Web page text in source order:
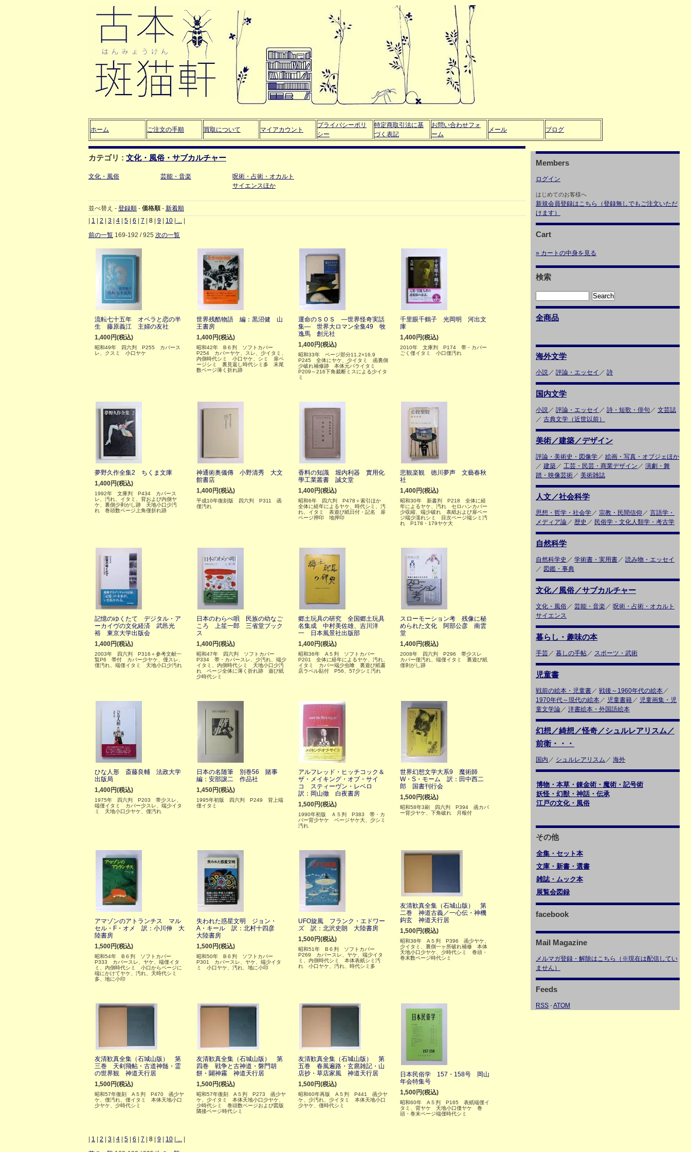
ホーム ご注文の手順 買取について マイアカウント
プライバシーポリ
シー
特定商取引法に基
づく表記
お問い合わせフォ
ーム
メール ブログ
カテゴリ : 文化・風俗・サブカルチャー
文化・風俗 芸能・音楽
呪術・占術・オカルト
サイエンスほか
並べ替え - 登録順 - 価格順 - 新着順
1 2 3 4 5 6 7 8 9 10 ...
前の一覧 169-192 / 925 次の一覧
流転七十五年 オペラと恋の半
生 藤原義江 主婦の友社
1,400円(税込)
昭和49年 四六判 P255 カバース
レ、クスミ 小口ヤケ
世界残酷物語 編：黒沼健 山
王書房
1,400円(税込)
昭和42年 B６判 ソフトカバー
P254 カバーヤケ、スレ、少イタミ、
内側時代シミ 小口ヤケ、シミ 扉ペ
ージシミ 裏見返し時代シミ多 末尾
数ページ薄く折れ跡
運命のＳＯＳ ―世界怪奇実話
集― 世界大ロマン全集49 牧
逸馬 創元社
1,400円(税込)
昭和33年 ページ部分11.2×16.9
P245 全体にヤケ、少イタミ 函裏側
少破れ補修跡 本体元パライタミ
P209～216下角裁断ミスによる少イタ
ミ
千里眼千鶴子 光岡明 河出文
庫
1,400円(税込)
2010年 文庫判 P174 帯・カバー
ごく僅イタミ 小口僅汚れ
夢野久作全集2 ちくま文庫
1,400円(税込)
1992年 文庫判 P434 カバース
レ、汚れ、イタミ、背および内側ヤ
ケ、裏側少剥がし跡 天地小口少汚
れ 巻頭数ページ上角僅折れ跡
神通術奥儀傳 小野清秀 大文
館書店
1,400円(税込)
平成10年復刻版 四六判 P311 函
僅汚れ
香料の知識 堀内利器 實用化
學工業叢書 誠文堂
1,400円(税込)
昭和6年 四六判 P478＋索引ほか
全体に経年によるヤケ、時代シミ、汚
れ、イタミ 表遊び紙日付・記名 扉
ページ押印 地押印
悲観楽観 徳川夢声 文藝春秋
社
1,400円(税込)
昭和30年 新書判 P218 全体に経
年によるヤケ、汚れ セロハンカバー
少収縮、端少破れ 表紙および扉ペー
ジ端少濡れシミ 目次ページ端シミ汚
れ P178・179ヤケ大
記憶のゆくたて デジタル・ア
ーカイヴの文化経済 武邑光
裕 東京大学出版会
1,400円(税込)
2003年 四六判 P316＋参考文献一
覧P6 帯付 カバー少ヤケ、僅スレ、
僅汚れ、端僅イタミ 天地小口少汚れ
日本のわらべ唄 民族の幼なご
ころ 上笙一郎 三省堂ブック
ス
1,400円(税込)
昭和47年 四六判 ソフトカバー
P334 帯・カバースレ、少汚れ、端少
イタミ、内側時代シミ 天地小口少汚
れ ページ全体に薄く折れ跡 遊び紙
少時代シミ
郷土玩具の研究 全国郷土玩具
名集成 中村美佐雄、吉川洋
一 日本風景社出版部
1,400円(税込)
昭和36年 A５判 ソフトカバー
P201 全体に経年によるヤケ、汚れ、
イタミ カバー端少虫喰 裏遊び紙書
店ラベル貼付 P56、57少シミ汚れ
スローモーション考 残像に秘
められた文化 阿部公彦 南雲
堂
1,400円(税込)
2008年 四六判 P296 帯少スレ
カバー僅汚れ、端僅イタミ 裏遊び紙
僅剥がし跡
ひな人形 斎藤良輔 法政大学
出版局
1,400円(税込)
1975年 四六判 P203 帯少スレ、
端僅イタミ カバー少スレ、端少イタ
ミ 天地小口少ヤケ、僅汚れ
日本の名随筆 別巻56 賭事
編：安部譲二 作品社
1,450円(税込)
1995年初版 四六判 P249 背上端
僅イタミ
アルフレッド・ヒッチコック＆
ザ・メイキング・オブ・サイ
コ スティーヴン・レベロ
訳：岡山徹 白夜書房
1,500円(税込)
1990年初版 Ａ５判 P383 帯・カ
バー背少ヤケ ページヤケ大、少シミ
汚れ
世界幻想文学大系9 魔術師
W・S・モーム 訳：田中西二
郎 国書刊行会
1,500円(税込)
昭和58年3刷 四六判 P394 函カバ
ー背少ヤケ、下角破れ 月報付
アマゾンのアトランチス マル
セル・F・オメ 訳：小川伸 大
陸書房
1,500円(税込)
昭和54年 B６判 ソフトカバー
P333 カバースレ、ヤケ、端僅イタ
ミ、内側時代シミ 小口からページに
端にかけてヤケ、汚れ、天時代シミ
多、地に小印
失われた惑星文明 ジョン・
A・キール 訳：北村十四彦
大陸書房
1,500円(税込)
昭和50年 B６判 ソフトカバー
P301 カバースレ、ヤケ、端少イタ
ミ 小口ヤケ、汚れ、地に小印
UFO旋風 フランク・エドワー
ズ 訳：北沢史朗 大陸書房
1,500円(税込)
昭和51年 B６判 ソフトカバー
P269 カバースレ、ヤケ、端少イタ
ミ、内側時代シミ 本体表紙シミ汚
れ 小口ヤケ、汚れ、時代シミ多
友清歓真全集（石城山版） 第
二巻 神道古義／一心伝・神機
鈎玄 神道天行居
1,500円(税込)
昭和38年 A５判 P396 函少ヤケ、
少イタミ、裏側一ヶ所破れ補修 本体
天地小口少ヤケ、少時代シミ 巻頭・
巻末数ページ時代シミ
友清歓真全集（石城山版） 第
三巻 天剣飛帖・古道神髄・霊
の世界観 神道天行居
1,500円(税込)
昭和57年復刻 A５判 P470 函少ヤ
ケ、僅汚れ、僅イタミ 本体天地小口
少ヤケ、少時代シミ
友清歓真全集（石城山版） 第
四巻 戦争と古神道・磐門胡
餅・闢神霧 神道天行居
1,500円(税込)
昭和57年復刻 A５判 P273 函少ヤ
ケ、少イタミ 本体天地小口少ヤケ、
少時代シミ 巻頭数ページおよび図版
隣接ページ時代シミ
友清歓真全集（石城山版） 第
五巻 春風遍路・玄扈雑記・山
店抄・草店家風 神道天行居
1,500円(税込)
昭和60年再版 A５判 P441 函少ヤ
ケ、少汚れ、少イタミ 本体天地小口
少ヤケ、僅時代シミ
日本民俗学 157・158号 岡山
年会特集号
1,500円(税込)
昭和60年 A５判 P165 表紙端僅イ
タミ、背ヤケ 天地小口僅ヤケ 巻
頭・巻末ページ端僅時代シミ
1 2 3 4 5 6 7 8 9 10 ...
Members
ログイン
はじめてのお客様へ
新規会員登録はこちら（登録無しでもご注文いただ
けます）
Cart
» カートの中身を見る
検索
全商品
海外文学
小説／ 評論・エッセイ ／ 詩
国内文学
小説／ 評論・エッセイ ／ 詩・短歌・俳句 ／ 文芸誌
／ 古典文学（近世以前）
美術／建築／デザイン
評論・美術史・図像学／ 絵画・写真・オブジェほか
／ 建築／ 工芸・民芸・商業デザイン ／ 演劇・舞
踏・映像芸術／ 美術雑誌
人文／社会科学
思想・哲学・社会学／ 宗教・民間信仰 ／ 言語学・
メディア論／ 歴史 ／ 民俗学・文化人類学・考古学
自然科学
自然科学史 ／ 学術書・実用書／ 読み物・エッセイ
／ 図鑑・事典
文化／風俗／サブカルチャー
文化・風俗／ 芸能・音楽 ／ 呪術・占術・オカルト
サイエンス
暮らし・趣味の本
手芸／ 暮しの手帖／ スポーツ・武術
児童書
戦前の絵本・児童書／ 戦後～1960年代の絵本／
1970年代～現代の絵本／ 児童書籍／ 児童画集・児
童文学論／ 洋書絵本・外国語絵本
幻想／綺想／怪奇／シュルレアリスム／
前衛・・・
国内 ／ シュルレアリスム ／ 海外
博物・本草・錬金術・魔術・記号術
妖怪・幻獣・神話・伝承
江戸の文化・風俗
その他
全集・セット本
文庫・新書・選書
雑誌・ムック本
展覧会図録
facebook
Mail Magazine
メルマガ登録・解除はこちら（※現在は配信してい
ません）
Feeds
RSS -ATOM